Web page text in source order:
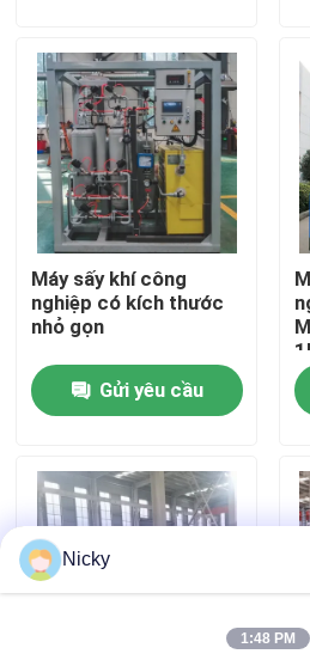
Về chúng tôi
Chuyến tham quan nhà máy
Liên hệ với chúng tôi
Tin tức
Yêu cầu Đặt giá
Máy tạo khí nitơ PSA
Máy tạo nitơ có độ tinh khiết
Máy sấy khí công
nghiệp có kích thước
nhỏ gọn
Gửi yêu cầu
Nicky
1:48 PM